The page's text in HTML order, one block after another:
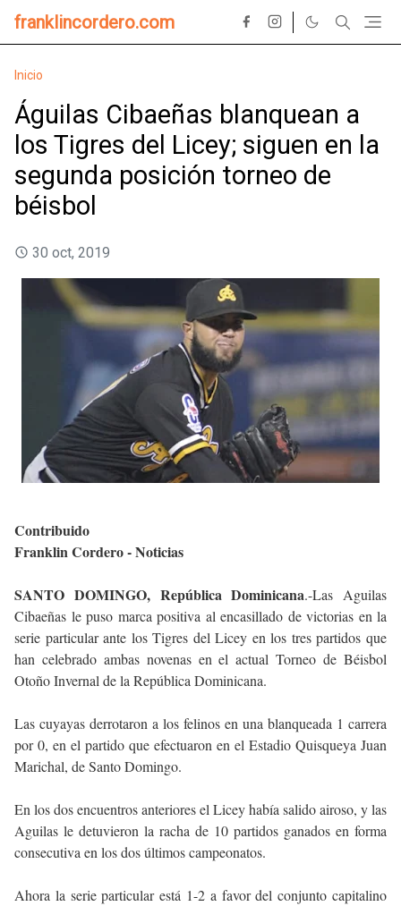
franklincordero.com
Inicio
Águilas Cibaeñas blanquean a
los Tigres del Licey; siguen en la
segunda posición torneo de
béisbol
30 oct, 2019
Contribuido
Franklin Cordero - Noticias
SANTO DOMINGO, República Dominicana.-Las Aguilas
Cibaeñas le puso marca positiva al encasillado de victorias en la
serie particular ante los Tigres del Licey en los tres partidos que
han celebrado ambas novenas en el actual Torneo de Béisbol
Otoño Invernal de la República Dominicana.
Las cuyayas derrotaron a los felinos en una blanqueada 1 carrera
por 0, en el partido que efectuaron en el Estadio Quisqueya Juan
Marichal, de Santo Domingo.
En los dos encuentros anteriores el Licey había salido airoso, y las
Aguilas le detuvieron la racha de 10 partidos ganados en forma
consecutiva en los dos últimos campeonatos.
Ahora la serie particular está 1-2 a favor del conjunto capitalino